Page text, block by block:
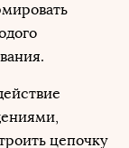
цепочку